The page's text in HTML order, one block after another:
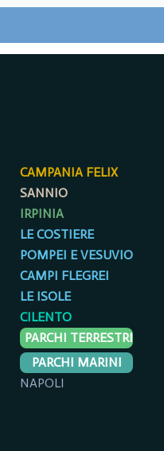
CAMPANIA FELIX
SANNIO
IRPINIA
LE COSTIERE
POMPEI E VESUVIO
CAMPI FLEGREI
LE ISOLE
CILENTO
PARCHI TERRESTRI
PARCHI MARINI
NAPOLI